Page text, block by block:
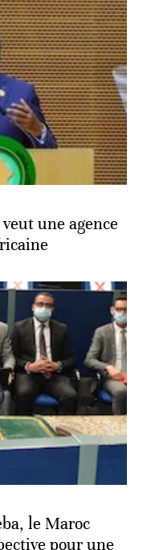
une agence
le Maroc
pour une